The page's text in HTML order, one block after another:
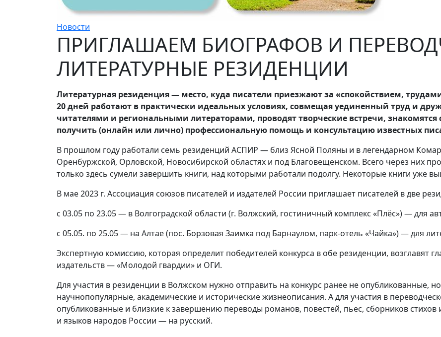
Новости
ПРИГЛАШАЕМ БИОГРАФОВ И
ЛИТЕРАТУРНЫЕ РЕЗИДЕНЦИИ
Литературная резиденция — место, куда писатели приезжают за «спокойствием,
20 дней работают в практически идеальных условиях, совмещая уединенный труд и
читателями и региональными литераторами, проводят творческие встречи,
получить (онлайн или лично) профессиональную помощь и консультацию известных
В прошлом году работали семь резиденций АСПИР — близ Ясной Поляны и в легендарном
Оренбуржской, Орловской, Новосибирской областях и под Благовещенском. Всего через них
только здесь сумели завершить книги, над которыми работали подолгу. Некоторые книги уже
В мае 2023 г. Ассоциация союзов писателей и издателей России приглашает писателей в две
с 03.05 по 23.05 — в Волгоградской области (г. Волжский, гостиничный комплекс «Плёс») — для
с 05.05. по 25.05 — на Алтае (пос. Борзовая Заимка под Барнаулом, парк-отель «Чайка») — для
Экспертную комиссию, которая определит победителей конкурса в обе резиденции, возглавят
издательств — «Молодой гвардии» и ОГИ.
Для участия в резиденции в Волжском нужно отправить на конкурс ранее не опубликованные,
научнопопулярные, академические и исторические жизнеописания. А для участия в
опубликованные и близкие к завершению переводы романов, повестей, пьес, сборников стихов
и языков народов России — на русский.